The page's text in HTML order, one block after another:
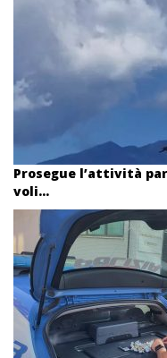
Prosegue l’attività
voli...